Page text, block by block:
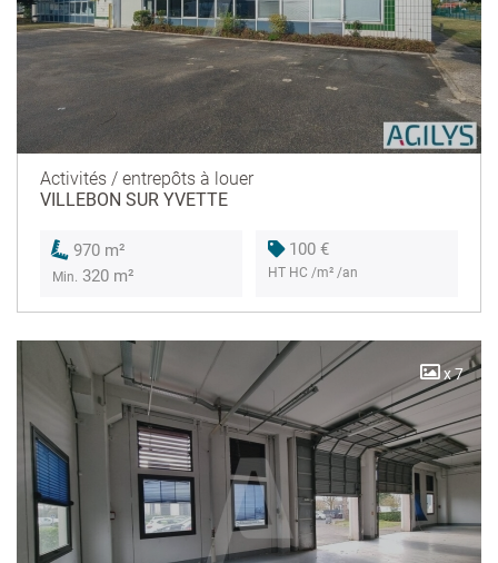
Activités / entrepôts à louer
VILLEBON SUR YVETTE
970 m²
Min. 320 m²
100 €
HT HC /m² /an
x 7